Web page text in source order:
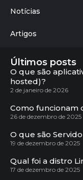
Notícias
Artigos
Últimos posts
O que são
hosted)?
2 de janeiro de 2026
Como funcionam
26 de dezembro de 2025
O que são
19 de dezembro de 2025
Qual foi a distro
17 de dezembro de 2025